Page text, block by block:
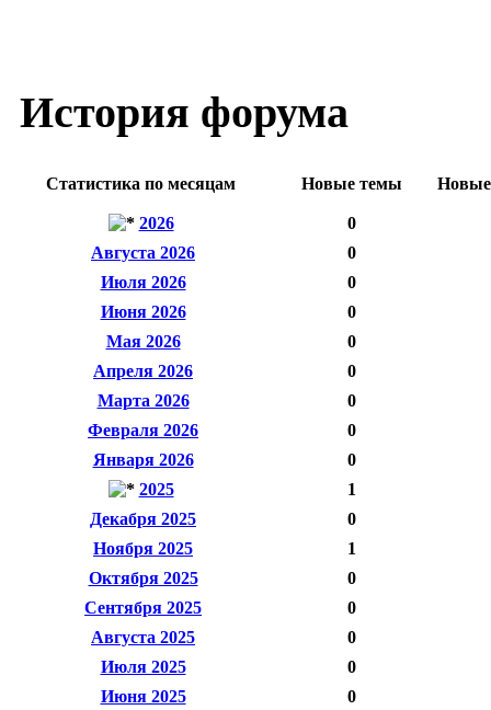
История форума
Статистика по месяцам Новые темы Новые
2026
0
Августа 2026
0
Июля 2026
0
Июня 2026
0
Мая 2026
0
Апреля 2026
0
Марта 2026
0
Февраля 2026
0
Января 2026
0
2025
1
Декабря 2025
0
Ноября 2025
1
Октября 2025
0
Сентября 2025
0
Августа 2025
0
Июля 2025
0
Июня 2025
0